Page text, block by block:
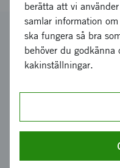
Diarienummer
2011-00808
Koordinator
500 000 kronor
juni 2011-januari 2012
berätta att vi
samlar information
ska fungera så bra
behöver du
kakinställningar.